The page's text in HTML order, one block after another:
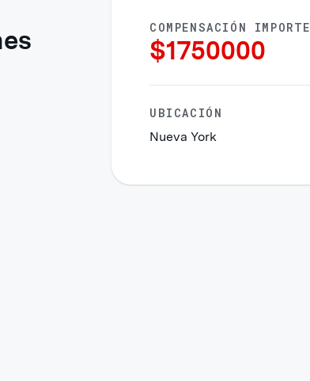
COMPENSACIÓN IMPORTE
$1750000
UBICACIÓN
Nueva York